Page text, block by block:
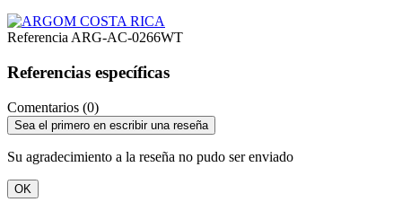
Referencia ARG-AC-0266WT
Referencias específicas
Comentarios (0)
Sea el primero en escribir una reseña
Su agradecimiento a la reseña no pudo ser enviado
OK